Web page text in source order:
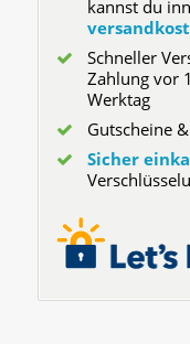
kannst du
Schneller
Zahlung vor
Werktag
Gutscheine
Sicher